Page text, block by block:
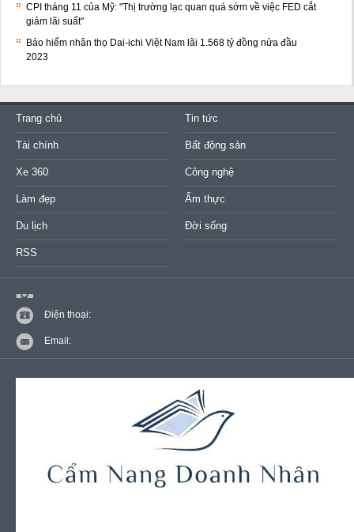
CPI tháng 11 của Mỹ: "Thị trường lạc quan quá sớm về việc FED cắt
giảm lãi suất"
Bảo hiểm nhân thọ Dai-ichi Việt Nam lãi 1.568 tỷ đồng nửa đầu
2023
Trang chủ Tin tức
Tài chính Bất động sản
Xe 360 Công nghệ
Làm đẹp Ẩm thực
Du lịch Đời sống
RSS
Điện thoại:
Email: